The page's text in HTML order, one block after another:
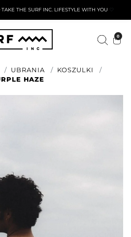
THE SURF INC. LIFESTYLE WITH YOU 🤍
0
UBRANIA
KOSZULKI
HAZE
ZWROTU